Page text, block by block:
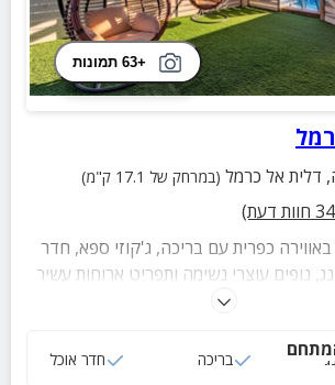
+63 תמונות
, דלית אל כרמל (במרחק של 17.1 ק"מ)
34 חוות דעת)
כפרית עם בריכה, ג'קוזי ספא, חדר
נופים עוצרי נשימה ותפריט ארוחות עשיר
בריכה חדר אוכל